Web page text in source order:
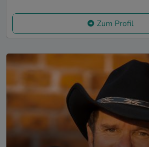
Zum Profil